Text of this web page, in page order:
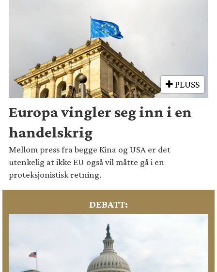
PLUSS
Europa vingler seg inn i en
handelskrig
Mellom press fra begge Kina og USA er det
utenkelig at ikke EU også vil måtte gå i en
proteksjonistisk retning.
DEBATT: